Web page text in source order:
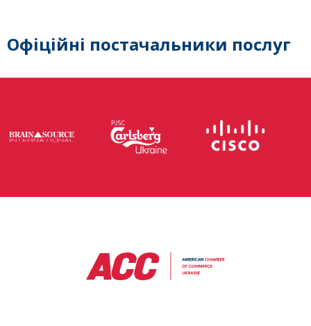
Офіційні постачальники послуг